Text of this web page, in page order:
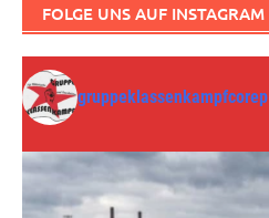
FOLGE UNS AUF INSTAGRAM
gruppeklassenkampfcorep